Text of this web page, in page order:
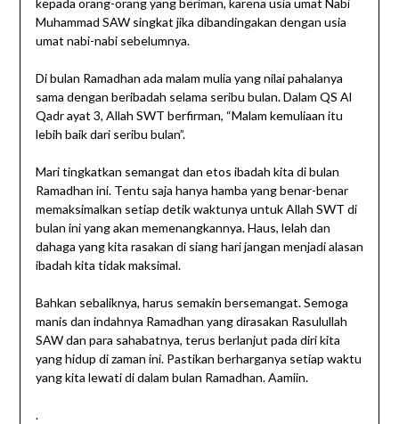
kepada orang-orang yang beriman, karena usia umat Nabi
Muhammad SAW singkat jika dibandingakan dengan usia
umat nabi-nabi sebelumnya.
Di bulan Ramadhan ada malam mulia yang nilai pahalanya
sama dengan beribadah selama seribu bulan. Dalam QS Al
Qadr ayat 3, Allah SWT berfirman, “Malam kemuliaan itu
lebih baik dari seribu bulan”.
Mari tingkatkan semangat dan etos ibadah kita di bulan
Ramadhan ini. Tentu saja hanya hamba yang benar-benar
memaksimalkan setiap detik waktunya untuk Allah SWT di
bulan ini yang akan memenangkannya. Haus, lelah dan
dahaga yang kita rasakan di siang hari jangan menjadi alasan
ibadah kita tidak maksimal.
Bahkan sebaliknya, harus semakin bersemangat. Semoga
manis dan indahnya Ramadhan yang dirasakan Rasulullah
SAW dan para sahabatnya, terus berlanjut pada diri kita
yang hidup di zaman ini. Pastikan berharganya setiap waktu
yang kita lewati di dalam bulan Ramadhan. Aamiin.
.